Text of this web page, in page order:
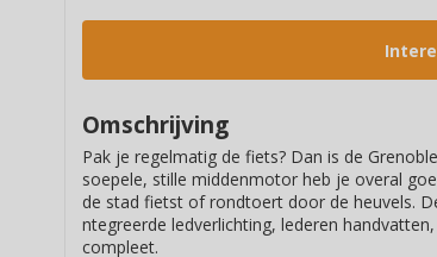
Omschrijving
Pak je regelmatig de fiets? Dan is de
soepele, stille middenmotor heb je overal
de stad fietst of rondtoert door de heuvels.
ntegreerde ledverlichting, lederen
compleet.